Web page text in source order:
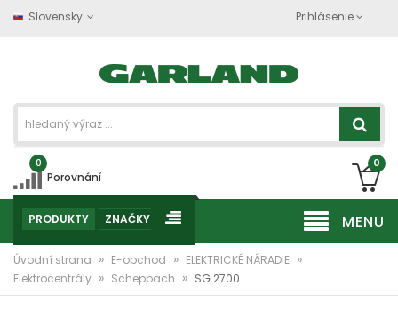
Slovensky Prihlásenie
0
Porovnání
0
MENU
PRODUKTY ZNAČKY
Úvodní strana » E-obchod » ELEKTRICKÉ NÁRADIE »
Elektrocentrály » Scheppach » SG 2700